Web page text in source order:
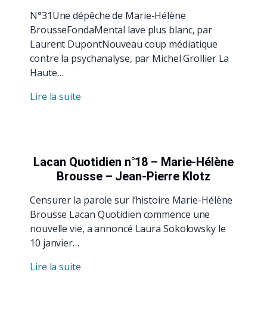
N°31Une dépêche de Marie-Hélène
BrousseFondaMental lave plus blanc, par
Laurent DupontNouveau coup médiatique
contre la psychanalyse, par Michel Grollier La
Haute…
Lire la suite
Lacan Quotidien n°18 – Marie-Hélène
Brousse – Jean-Pierre Klotz
Censurer la parole sur l’histoire Marie-Hélène
Brousse Lacan Quotidien commence une
nouvelle vie, a annoncé Laura Sokolowsky le
10 janvier…
Lire la suite